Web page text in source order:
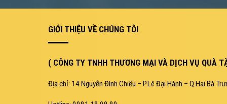
GIỚI THIỆU VỀ CHÚNG TÔI
( CÔNG TY TNHH THƯƠNG MẠI VÀ DỊCH VỤ QUÀ
Địa chỉ: 14 Nguyễn Đình Chiểu – P.Lê Đại Hành – Q.Hai Bà